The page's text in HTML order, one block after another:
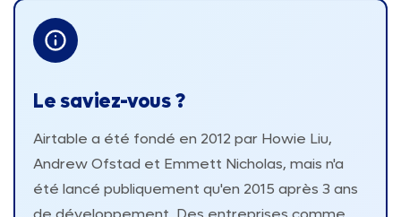
Le saviez-vous ?
Airtable a été fondé en 2012 par Howie Liu,
Andrew Ofstad et Emmett Nicholas, mais n'a
été lancé publiquement qu'en 2015 après 3 ans